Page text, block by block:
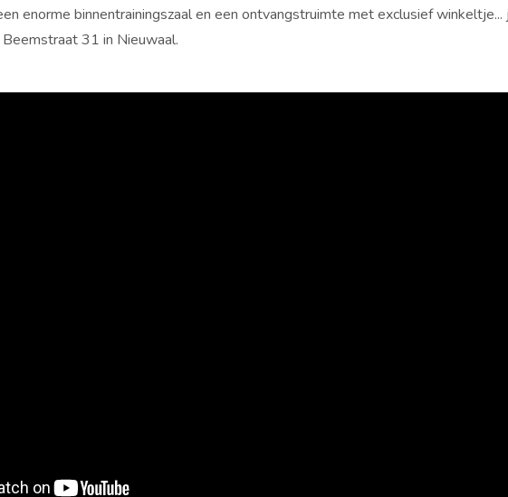
enorme binnentrainingszaal en een ontvangstruimte met exclusief
31 in Nieuwaal.